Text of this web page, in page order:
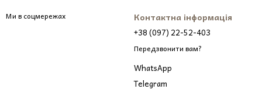
Ми в соцмережах Контактна інформація
+38 (097) 22-52-403
Передзвонити вам?
WhatsApp
Telegram